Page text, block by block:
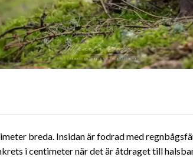
breda. Insidan är fodrad med
i centimeter när det är åtdraget till